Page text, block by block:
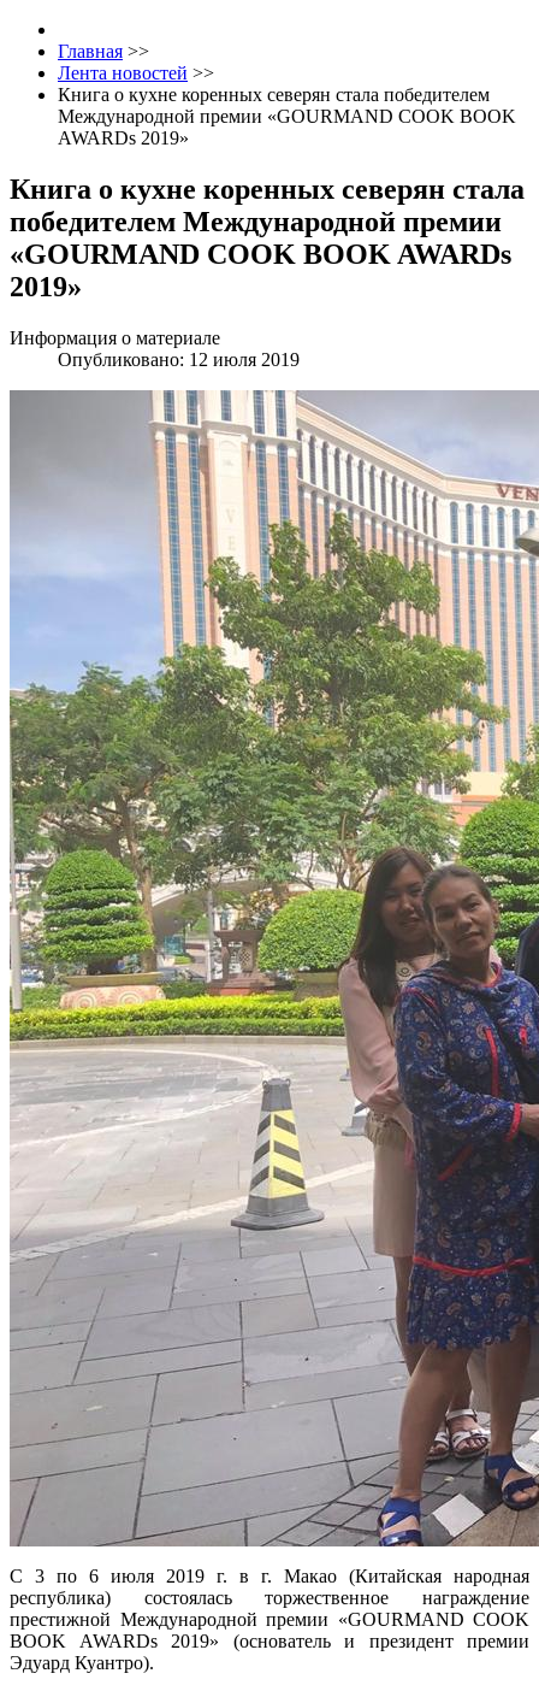
Главная >>
Лента новостей >>
Книга о кухне коренных северян стала победителем
Международной премии «GOURMAND COOK BOOK
AWARDs 2019»
Книга о кухне коренных северян стала
победителем Международной премии
«GOURMAND COOK BOOK AWARDs
2019»
Информация о материале
Опубликовано: 12 июля 2019
С 3 по 6 июля 2019 г. в г. Макао (Китайская народная
республика) состоялась торжественное награждение
престижной Международной премии «GOURMAND COOK
BOOK AWARDs 2019» (основатель и президент премии
Эдуард Куантро).